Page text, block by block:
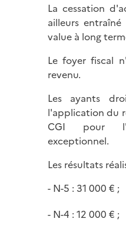
La cessation
ailleurs
value à long
Le foyer fiscal
revenu.
Les ayants
l'application du
CGI pour
exceptionnel.
Les résultats
N-5 : 31 000 € ;
N-4 : 12 000 € ;